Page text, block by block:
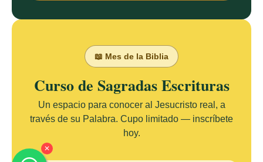
✕
📖 Mes de la Biblia
Curso de Sagradas Escrituras
Un espacio para conocer al Jesucristo real, a
través de su Palabra. Cupo limitado — inscríbete
hoy.